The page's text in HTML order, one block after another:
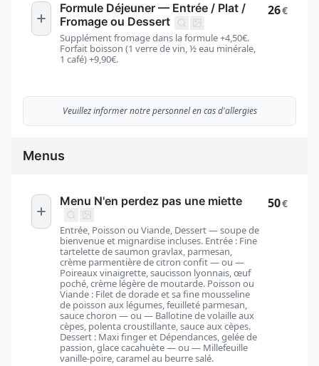
Formule Déjeuner — Entrée / Plat /
Fromage ou Dessert
Supplément fromage dans la formule +4,50€.
Forfait boisson (1 verre de vin, ½ eau minérale,
1 café) +9,90€.
26€
Veuillez informer notre personnel en cas d'allergies
Menus
Menu N'en perdez pas une miette
Entrée, Poisson ou Viande, Dessert — soupe de
bienvenue et mignardise incluses. Entrée : Fine
tartelette de saumon gravlax, parmesan,
crème parmentière de citron confit — ou —
Poireaux vinaigrette, saucisson lyonnais, œuf
poché, crème légère de moutarde. Poisson ou
Viande : Filet de dorade et sa fine mousseline
de poisson aux légumes, feuilleté parmesan,
sauce choron — ou — Ballotine de volaille aux
cèpes, polenta croustillante, sauce aux cèpes.
Dessert : Maxi finger et Dépendances, gelée de
passion, glace cacahuète — ou — Millefeuille
vanille-poire, caramel au beurre salé.
50€